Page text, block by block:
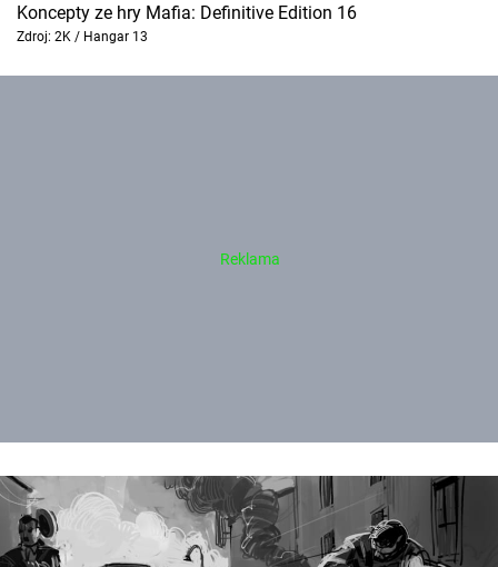
Koncepty ze hry Mafia: Definitive Edition 16
Zdroj: 2K / Hangar 13